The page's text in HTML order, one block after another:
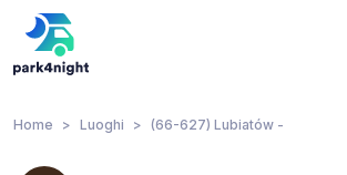
Home Luoghi (66-627) Lubiatów -